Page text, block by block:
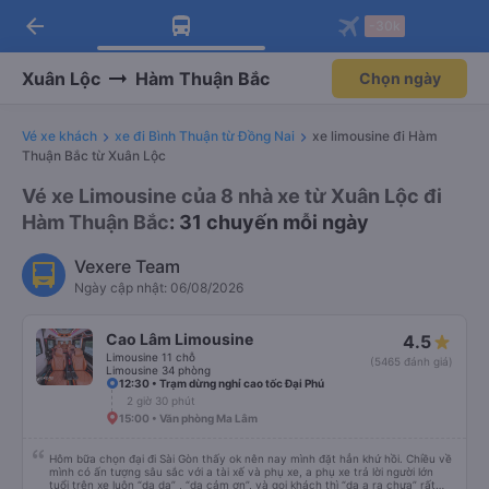
Tải app Vexere ngay!
Nhận ưu đãi thành viên độc
Mở app
Tải app Vexere
-30k/ghế khi đặt vé máy bay qua
Mở app
arrow_back
Xuân Lộc Hàm Thuận Bắc Chọn ngày
Vé xe khách xe đi Bình Thuận từ Đồng Nai
xe limousine đi Hàm
Thuận Bắc từ Xuân Lộc
Vé xe Limousine của 8 nhà xe từ Xuân Lộc đi
Hàm Thuận Bắc: 31 chuyến mỗi ngày
Vexere Team
Ngày cập nhật: 06/08/2026
Cao Lâm Limousine
Limousine 11 chỗ
Limousine 34 phòng
4.5
(5465 đánh giá)
12:30 • Trạm dừng nghỉ cao tốc Đại Phú
2 giờ 30 phút
15:00 • Văn phòng Ma Lâm
Hôm bữa chọn đại đi Sài Gòn thấy ok nên nay mình đặt hẳn khứ hồi. Chiều về
mình có ấn tượng sâu sắc với a tài xế và phụ xe, a phụ xe trả lời người lớn
tuổi trên xe luôn “dạ dạ” , “dạ cảm ơn”, và gọi khách thì “dạ a ra chưa” rất